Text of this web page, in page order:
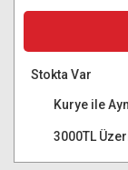
Stokta Var
Kurye ile
3000TL